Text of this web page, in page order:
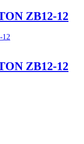
ZB12-12
ZB12-12